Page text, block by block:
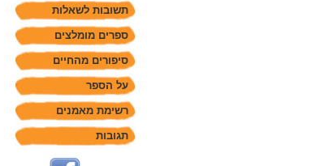
תשובות לשאלות
ספרים מומלצים
סיפורים מהחיים
על הספר
רשימת מאמנים
תגובות